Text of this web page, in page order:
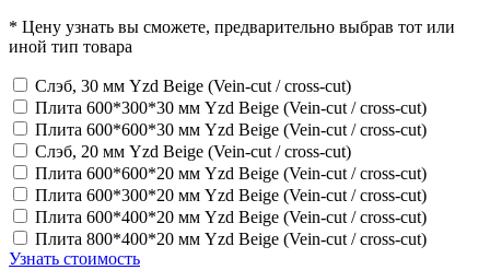
* Цену узнать вы сможете, предварительно выбрав тот или
иной тип товара
Слэб, 30 мм Yzd Beige (Vein-cut / cross-cut)
Плита 600*300*30 мм Yzd Beige (Vein-cut / cross-cut)
Плита 600*600*30 мм Yzd Beige (Vein-cut / cross-cut)
Слэб, 20 мм Yzd Beige (Vein-cut / cross-cut)
Плита 600*600*20 мм Yzd Beige (Vein-cut / cross-cut)
Плита 600*300*20 мм Yzd Beige (Vein-cut / cross-cut)
Плита 600*400*20 мм Yzd Beige (Vein-cut / cross-cut)
Плита 800*400*20 мм Yzd Beige (Vein-cut / cross-cut)
Узнать стоимость